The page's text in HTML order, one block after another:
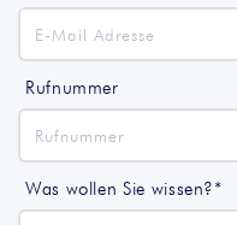
Rufnummer
Was wollen Sie wissen?*